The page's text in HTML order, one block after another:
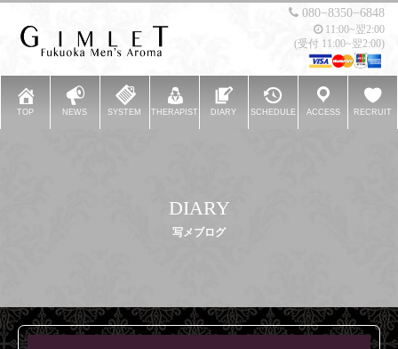
080−8350−6848
11:00~翌2:00
(受付 11:00~翌2:00)
TOP NEWS SYSTEM THERAPIST DIARY SCHEDULE ACCESS RECRUIT
DIARY
写メブログ